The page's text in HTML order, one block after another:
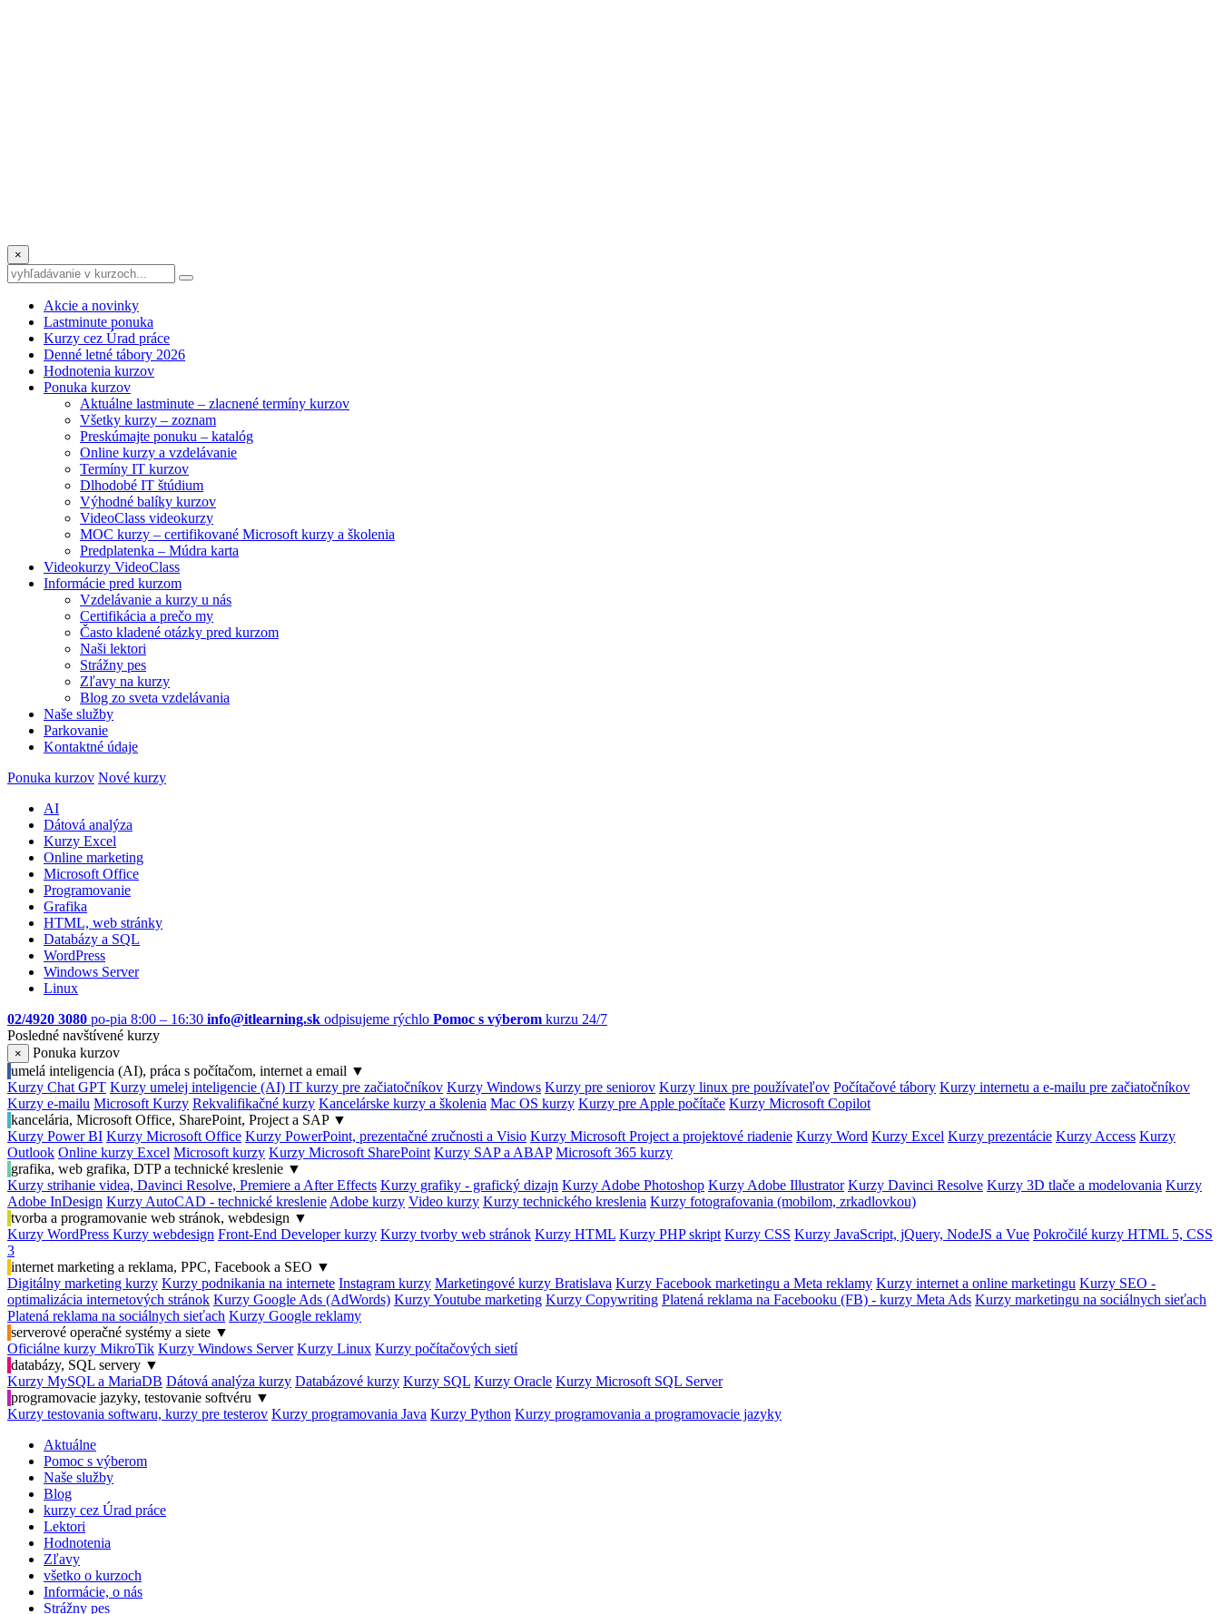
×
Akcie a novinky
Lastminute ponuka
Kurzy cez Úrad práce
Denné letné tábory 2026
Hodnotenia kurzov
Ponuka kurzov
Aktuálne lastminute – zlacnené termíny kurzov
Všetky kurzy – zoznam
Preskúmajte ponuku – katalóg
Online kurzy a vzdelávanie
Termíny IT kurzov
Dlhodobé IT štúdium
Výhodné balíky kurzov
VideoClass videokurzy
MOC kurzy – certifikované Microsoft kurzy a školenia
Predplatenka – Múdra karta
Videokurzy VideoClass
Informácie pred kurzom
Vzdelávanie a kurzy u nás
Certifikácia a prečo my
Často kladené otázky pred kurzom
Naši lektori
Strážny pes
Zľavy na kurzy
Blog zo sveta vzdelávania
Naše služby
Parkovanie
Kontaktné údaje
Ponuka kurzov Nové kurzy
AI
Dátová analýza
Kurzy Excel
Online marketing
Microsoft Office
Programovanie
Grafika
HTML, web stránky
Databázy a SQL
WordPress
Windows Server
Linux
02/4920 3080 po-pia 8:00 – 16:30 info@itlearning.sk odpisujeme rýchlo Pomoc s výberom kurzu 24/7
Posledné navštívené kurzy
×
Ponuka kurzov
umelá inteligencia (AI), práca s počítačom, internet a email ▼
Kurzy Chat GPT Kurzy umelej inteligencie (AI) IT kurzy pre začiatočníkov Kurzy Windows Kurzy pre seniorov Kurzy linux pre používateľov Počítačové tábory Kurzy internetu a e-mailu pre začiatočníkov
Kurzy e-mailu Microsoft Kurzy Rekvalifikačné kurzy Kancelárske kurzy a školenia Mac OS kurzy Kurzy pre Apple počítače Kurzy Microsoft Copilot
kancelária, Microsoft Office, SharePoint, Project a SAP ▼
Kurzy Power BI Kurzy Microsoft Office Kurzy PowerPoint, prezentačné zručnosti a Visio Kurzy Microsoft Project a projektové riadenie Kurzy Word Kurzy Excel Kurzy prezentácie Kurzy Access Kurzy
Outlook Online kurzy Excel Microsoft kurzy Kurzy Microsoft SharePoint Kurzy SAP a ABAP Microsoft 365 kurzy
grafika, web grafika, DTP a technické kreslenie ▼
Kurzy strihanie videa, Davinci Resolve, Premiere a After Effects Kurzy grafiky - grafický dizajn Kurzy Adobe Photoshop Kurzy Adobe Illustrator Kurzy Davinci Resolve Kurzy 3D tlače a modelovania Kurzy
Adobe InDesign Kurzy AutoCAD - technické kreslenie Adobe kurzy Video kurzy Kurzy technického kreslenia Kurzy fotografovania (mobilom, zrkadlovkou)
tvorba a programovanie web stránok, webdesign ▼
Kurzy WordPress Kurzy webdesign Front-End Developer kurzy Kurzy tvorby web stránok Kurzy HTML Kurzy PHP skript Kurzy CSS Kurzy JavaScript, jQuery, NodeJS a Vue Pokročilé kurzy HTML 5, CSS
3
internet marketing a reklama, PPC, Facebook a SEO ▼
Digitálny marketing kurzy Kurzy podnikania na internete Instagram kurzy Marketingové kurzy Bratislava Kurzy Facebook marketingu a Meta reklamy Kurzy internet a online marketingu Kurzy SEO -
optimalizácia internetových stránok Kurzy Google Ads (AdWords) Kurzy Youtube marketing Kurzy Copywriting Platená reklama na Facebooku (FB) - kurzy Meta Ads Kurzy marketingu na sociálnych sieťach
Platená reklama na sociálnych sieťach Kurzy Google reklamy
serverové operačné systémy a siete ▼
Oficiálne kurzy MikroTik Kurzy Windows Server Kurzy Linux Kurzy počítačových sietí
databázy, SQL servery ▼
Kurzy MySQL a MariaDB Dátová analýza kurzy Databázové kurzy Kurzy SQL Kurzy Oracle Kurzy Microsoft SQL Server
programovacie jazyky, testovanie softvéru ▼
Kurzy testovania softwaru, kurzy pre testerov Kurzy programovania Java Kurzy Python Kurzy programovania a programovacie jazyky
Aktuálne
Pomoc s výberom
Naše služby
Blog
kurzy cez Úrad práce
Lektori
Hodnotenia
Zľavy
všetko o kurzoch
Informácie, o nás
Strážny pes